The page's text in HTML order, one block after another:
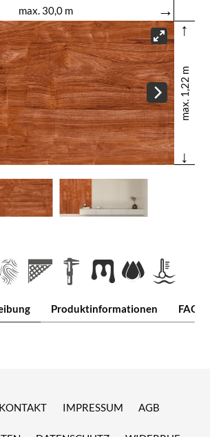
max. 30,0 m
→
↑
max. 1,22 m
↓
Produktinformationen FAQ
KONTAKT IMPRESSUM AGB